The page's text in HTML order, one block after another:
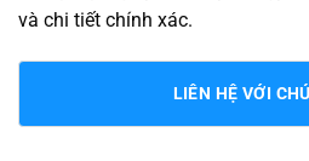
và chi tiết chính xác.
LIÊN HỆ VỚI